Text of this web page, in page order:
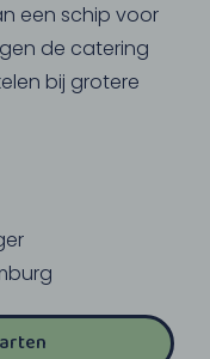
een schip voor
de catering
bij grotere